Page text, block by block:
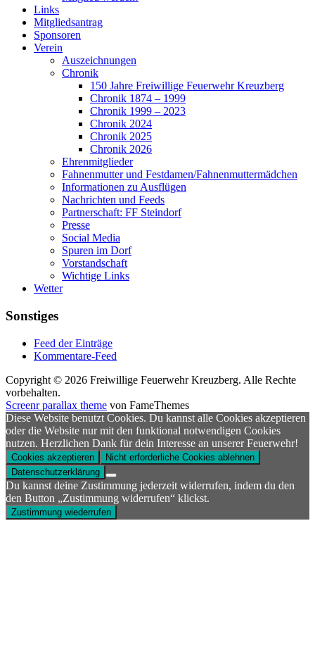
Links
Mitgliedsantrag
Sponsoren
Verein
Auszeichnungen
Chronik
150 Jahre Freiwillige Feuerwehr Kreuzberg
Chronik 1874 – 1999
Chronik 1999 – 2023
Chronik 2024
Chronik 2025
Chronik 2026
Ehrenmitglieder
Fahnenmutter und Festdamen/Fahnenmuttermädchen
Informationen zu Ausflügen
Nachrichten und Feeds
Partnerschaft: FF Steindorf
Presse
Social Media
Spuren im Dorf
Vorstandschaft
Wichtige Links
Wetter
Sonstiges
Feed der Einträge
Kommentare-Feed
Copyright © 2026 Freiwillige Feuerwehr Kreuzberg. Alle Rechte
vorbehalten.
Screenr parallax theme von FameThemes
Diese Website benutzt Cookies. Du kannst alle Cookies akzeptieren
oder die Website nur mit den funktional notwendigen Cookies
nutzen. Herzlichen Dank für dein Interesse an unserer Feuerwehr!
Cookies akzeptieren
Nicht erforderliche Cookies ablehnen
Datenschutzerklärung
Du kannst deine Zustimmung jederzeit widerrufen, indem du den
den Button „Zustimmung widerrufen“ klickst.
Zustimmung wiederrufen